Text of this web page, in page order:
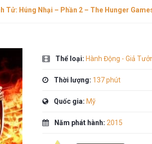
Tử: Húng Nhại – Phần 2 – The Hunger
Thể loại: Hành Động - Giả
Thời lượng: 137 phút
Quốc gia: Mỹ
Năm phát hành: 2015